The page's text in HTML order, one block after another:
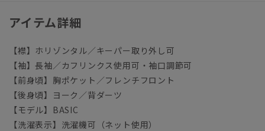
アイテム詳細
【襟】ホリゾンタル／キーパー取り外し可
【袖】長袖／カフリンクス使用可・袖口調節可
【前身頃】胸ポケット／フレンチフロント
【後身頃】ヨーク／背ダーツ
【モデル】BASIC
【洗濯表示】洗濯機可（ネット使用）